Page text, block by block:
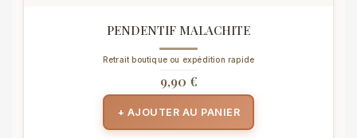
PENDENTIF MALACHITE
Retrait boutique ou expédition rapide
9,90 €
+ AJOUTER AU PANIER